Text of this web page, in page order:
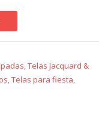
,Telas Jacquard &
,Telas para fiesta,